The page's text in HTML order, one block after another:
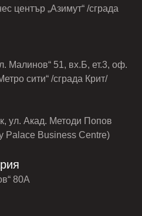
център „Азимут“ /сграда
Малинов“ 51, вх.Б, ет.3, оф.
сити“ /сграда Крит/
ул. Акад. Методи Попов
Palace Business Centre)
80А